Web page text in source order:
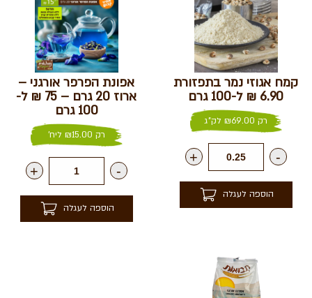
קמח אגוזי נמר בתפזורת
6.90 ₪ ל-100 גרם
רק ₪69.00 לק"ג
-
+
הוספה לעגלה
אפונת הפרפר אורגני –
ארוז 20 גרם – 75 ₪ ל-
100 גרם
רק ₪15.00 ליח'
-
+
הוספה לעגלה